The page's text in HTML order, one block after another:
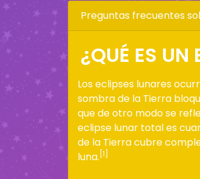
Preguntas frecuentes
¿QUÉ ES UN
Los eclipses lunares
sombra de la Tierra
que de otro modo se
eclipse lunar total es
de la Tierra cubre
luna. [1]